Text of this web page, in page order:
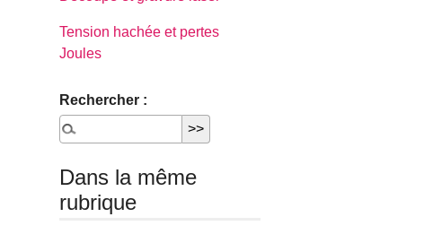
Tension hachée et pertes
Joules
Rechercher :
Dans la même
rubrique